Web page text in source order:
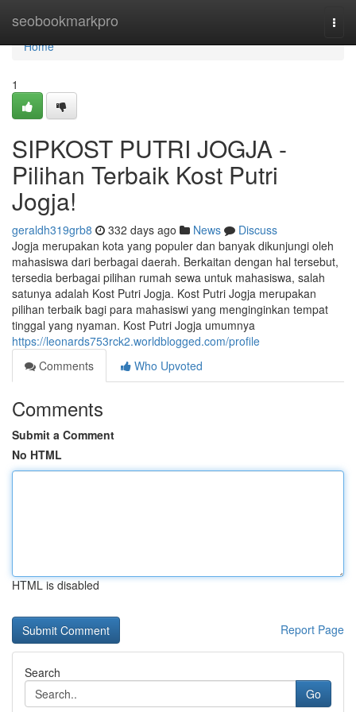
seobookmarkpro
Home
Home
1
SIPKOST PUTRI JOGJA -
Pilihan Terbaik Kost Putri
Jogja!
geraldh319grb8 332 days ago News
Discuss
Jogja merupakan kota yang populer dan banyak dikunjungi oleh
mahasiswa dari berbagai daerah. Berkaitan dengan hal tersebut,
tersedia berbagai pilihan rumah sewa untuk mahasiswa, salah
satunya adalah Kost Putri Jogja. Kost Putri Jogja merupakan
pilihan terbaik bagi para mahasiswi yang menginginkan tempat
tinggal yang nyaman. Kost Putri Jogja umumnya
https://leonards753rck2.worldblogged.com/profile
Comments
Who Upvoted
Comments
Submit a Comment
No HTML
HTML is disabled
Report Page
Search
Go